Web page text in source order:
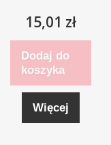
15,01 zł
Dodaj do
koszyka
Więcej